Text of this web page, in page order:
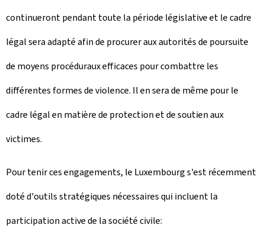
continueront pendant toute la période législative et le cadre
légal sera adapté afin de procurer aux autorités de poursuite
de moyens procéduraux efficaces pour combattre les
différentes formes de violence. Il en sera de même pour le
cadre légal en matière de protection et de soutien aux
victimes.
Pour tenir ces engagements, le Luxembourg s'est récemment
doté d'outils stratégiques nécessaires qui incluent la
participation active de la société civile: